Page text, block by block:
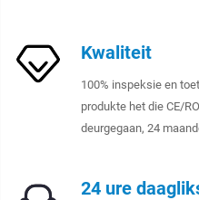
Kwaliteit
100% inspeksie en
produkte het die CE/
deurgegaan, 24
24 ure